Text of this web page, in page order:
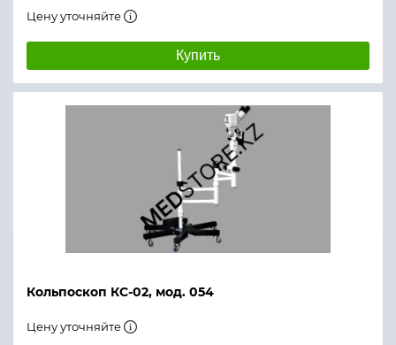
Цену уточняйте
Купить
Кольпоскоп КС-02, мод. 054
Цену уточняйте